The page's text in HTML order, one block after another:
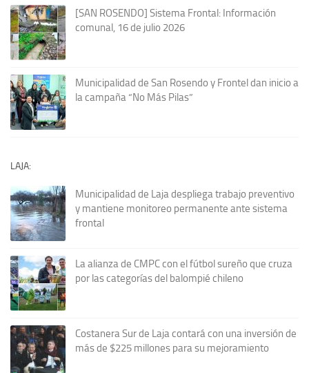
[SAN ROSENDO] Sistema Frontal: Información
comunal, 16 de julio 2026
Municipalidad de San Rosendo y Frontel dan inicio a
la campaña “No Más Pilas”
LAJA:
Municipalidad de Laja despliega trabajo preventivo
y mantiene monitoreo permanente ante sistema
frontal
La alianza de CMPC con el fútbol sureño que cruza
por las categorías del balompié chileno
Costanera Sur de Laja contará con una inversión de
más de $225 millones para su mejoramiento